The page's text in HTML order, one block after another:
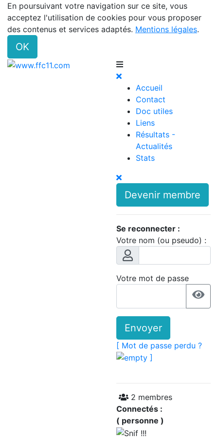
En poursuivant votre navigation sur ce site, vous
acceptez l'utilisation de cookies pour vous proposer
des contenus et services adaptés. Mentions légales.
OK
Accueil
Contact
Doc utiles
Liens
Résultats -
Actualités
Stats
Devenir membre
Se reconnecter :
Votre nom (ou pseudo) :
Votre mot de passe
Envoyer
[ Mot de passe perdu ?
]
2 membres
Connectés :
( personne )